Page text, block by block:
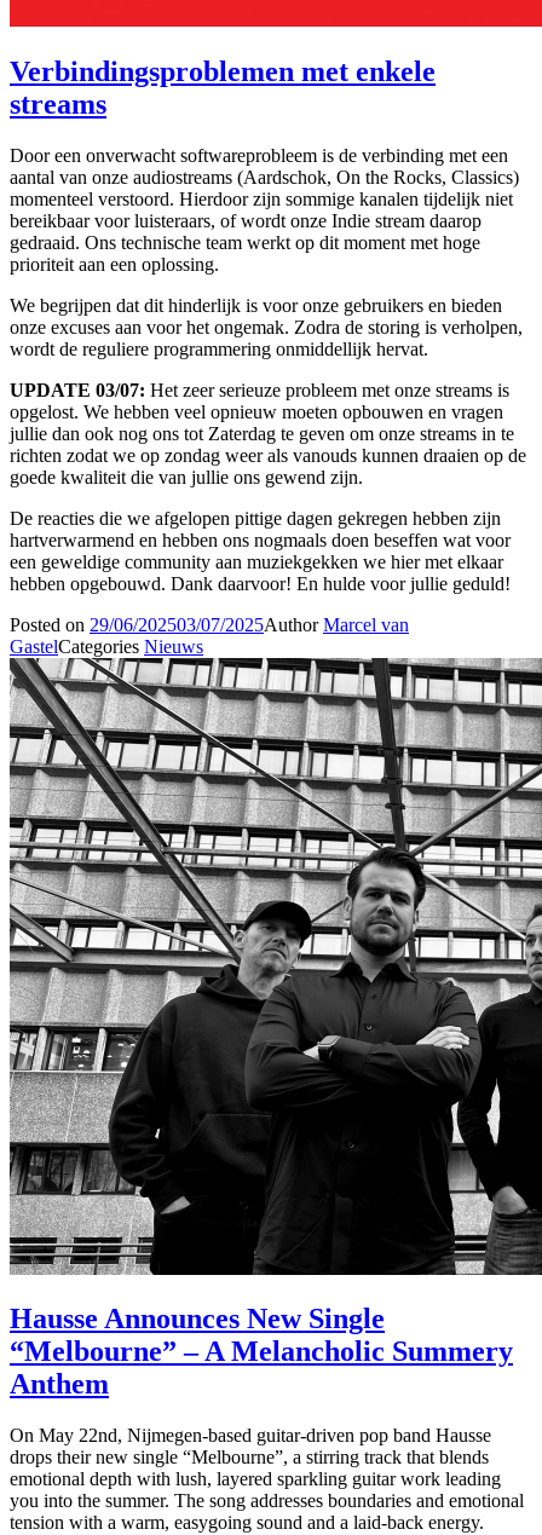
Verbindingsproblemen met enkele
streams
Door een onverwacht softwareprobleem is de verbinding met een
aantal van onze audiostreams (Aardschok, On the Rocks, Classics)
momenteel verstoord. Hierdoor zijn sommige kanalen tijdelijk niet
bereikbaar voor luisteraars, of wordt onze Indie stream daarop
gedraaid. Ons technische team werkt op dit moment met hoge
prioriteit aan een oplossing.
We begrijpen dat dit hinderlijk is voor onze gebruikers en bieden
onze excuses aan voor het ongemak. Zodra de storing is verholpen,
wordt de reguliere programmering onmiddellijk hervat.
UPDATE 03/07: Het zeer serieuze probleem met onze streams is
opgelost. We hebben veel opnieuw moeten opbouwen en vragen
jullie dan ook nog ons tot Zaterdag te geven om onze streams in te
richten zodat we op zondag weer als vanouds kunnen draaien op de
goede kwaliteit die van jullie ons gewend zijn.
De reacties die we afgelopen pittige dagen gekregen hebben zijn
hartverwarmend en hebben ons nogmaals doen beseffen wat voor
een geweldige community aan muziekgekken we hier met elkaar
hebben opgebouwd. Dank daarvoor! En hulde voor jullie geduld!
Posted on 29/06/202503/07/2025AuthorMarcel van
GastelCategories Nieuws
Hausse Announces New Single
“Melbourne” – A Melancholic Summery
Anthem
On May 22nd, Nijmegen-based guitar-driven pop band Hausse
drops their new single “Melbourne”, a stirring track that blends
emotional depth with lush, layered sparkling guitar work leading
you into the summer. The song addresses boundaries and emotional
tension with a warm, easygoing sound and a laid-back energy.